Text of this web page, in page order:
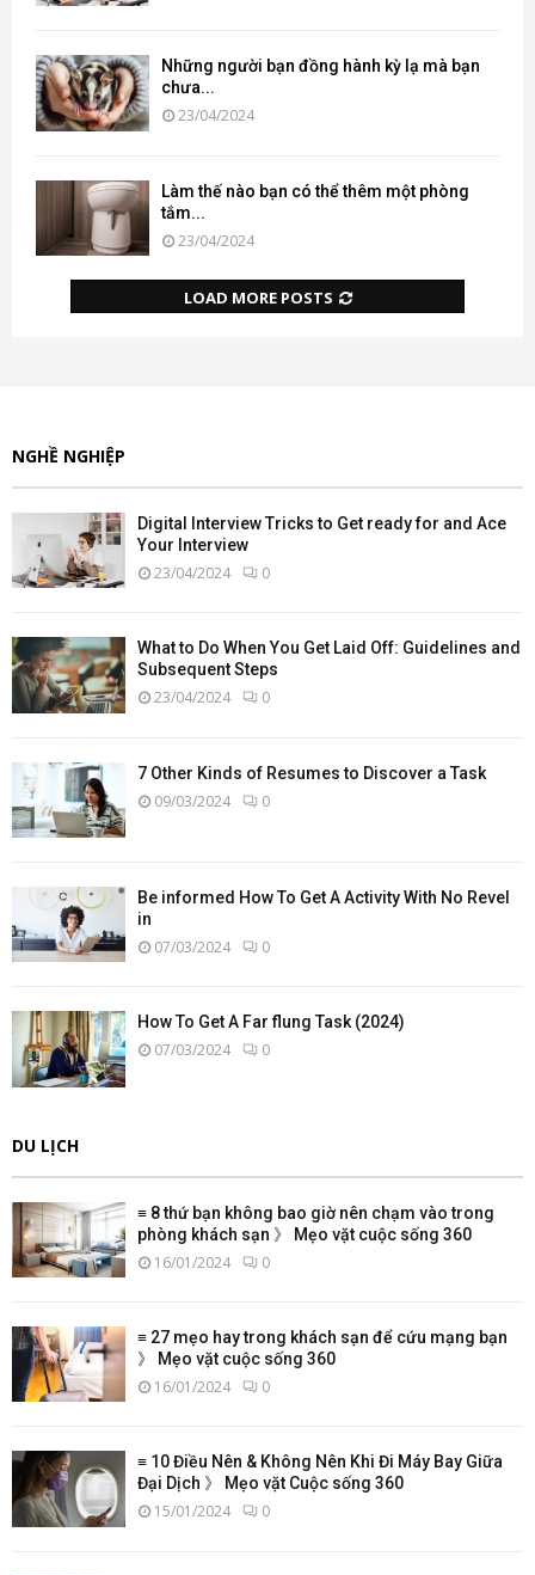
Những người bạn đồng hành kỳ lạ mà bạn
chưa...
23/04/2024
Làm thế nào bạn có thể thêm một phòng
tắm...
23/04/2024
LOAD MORE POSTS
NGHỀ NGHIỆP
Digital Interview Tricks to Get ready for and Ace
Your Interview
23/04/2024 0
What to Do When You Get Laid Off: Guidelines and
Subsequent Steps
23/04/2024 0
7 Other Kinds of Resumes to Discover a Task
09/03/2024 0
Be informed How To Get A Activity With No Revel
in
07/03/2024 0
How To Get A Far flung Task (2024)
07/03/2024 0
DU LỊCH
≡ 8 thứ bạn không bao giờ nên chạm vào trong
phòng khách sạn 》 Mẹo vặt cuộc sống 360
16/01/2024 0
≡ 27 mẹo hay trong khách sạn để cứu mạng bạn
》 Mẹo vặt cuộc sống 360
16/01/2024 0
≡ 10 Điều Nên & Không Nên Khi Đi Máy Bay Giữa
Đại Dịch 》 Mẹo vặt Cuộc sống 360
15/01/2024 0